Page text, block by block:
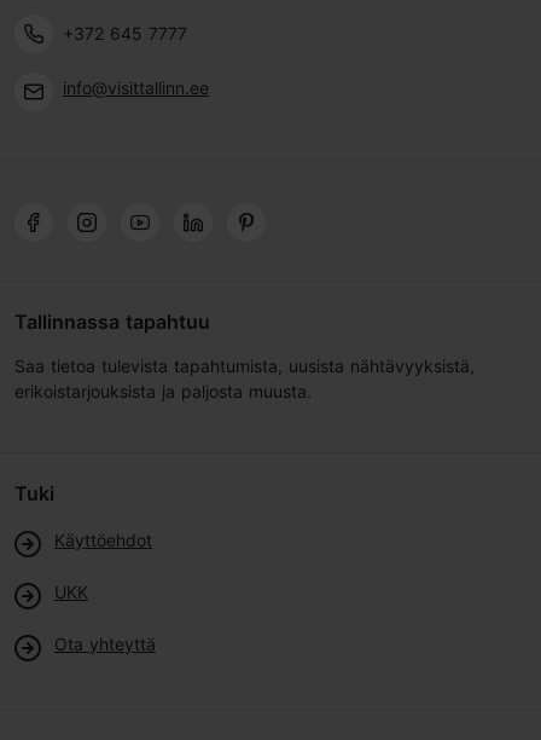
+372 645 7777
info@visittallinn.ee
Tallinnassa tapahtuu
Saa tietoa tulevista tapahtumista, uusista nähtävyyksistä,
erikoistarjouksista ja paljosta muusta.
Tuki
Käyttöehdot
UKK
Ota yhteyttä